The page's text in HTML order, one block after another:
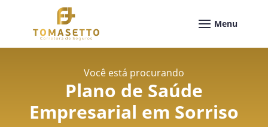
Você está procurando
Plano de Saúde
Empresarial em Sorriso